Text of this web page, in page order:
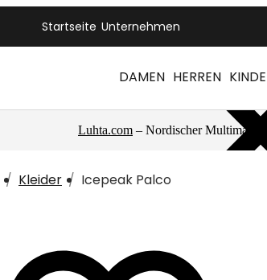
Startseite Unternehmen
DAMEN HERREN
Luhta.com – Nordischer
Kleider Icepeak Palco